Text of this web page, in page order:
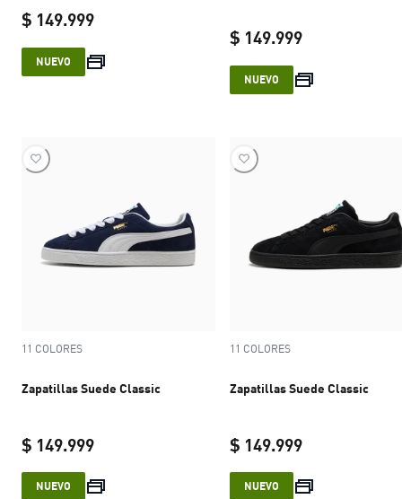
$ 149.999
current price $ 149.999
NUEVO
$ 149.999
current price $
NUEVO
11 COLORES
Zapatillas Suede Classic
$ 149.999
current price $ 149.999
NUEVO
11 COLORES
Zapatillas Suede Classic
$ 149.999
current price $
NUEVO